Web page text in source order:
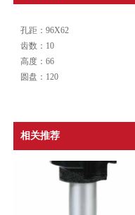
孔距：96X62
齿数：10
高度：66
圆盘：120
相关推荐